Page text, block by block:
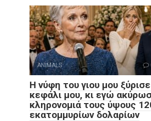
ANIMALS
Η νύφη του γιου μου
κεφάλι μου, κι εγώ
κληρονομιά τους ύψους
εκατομμυρίων δολαρίων